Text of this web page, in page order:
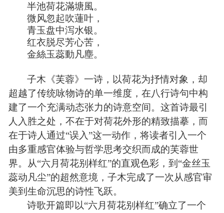
半池荷花滿塘風。
微风忽起吹蓮叶，
青玉盘中泻水银。
红衣脱尽芳心苦，
金絲玉蕊動凡塵。
子木《芙蓉》一诗，以荷花为抒情对象，却
超越了传统咏物诗的单一维度，在八行诗句中构
建了一个充满动态张力的诗意空间。这首诗最引
人入胜之处，不在于对荷花外形的精致描摹，而
在于诗人通过“误入”这一动作，将读者引入一个
由多重感官体验与哲学思考交织而成的芙蓉世
界。从“六月荷花别样红”的直观色彩，到“金丝玉
蕊动凡尘”的超然意境，子木完成了一次从感官审
美到生命沉思的诗性飞跃。
诗歌开篇即以“六月荷花别样红”确立了一个